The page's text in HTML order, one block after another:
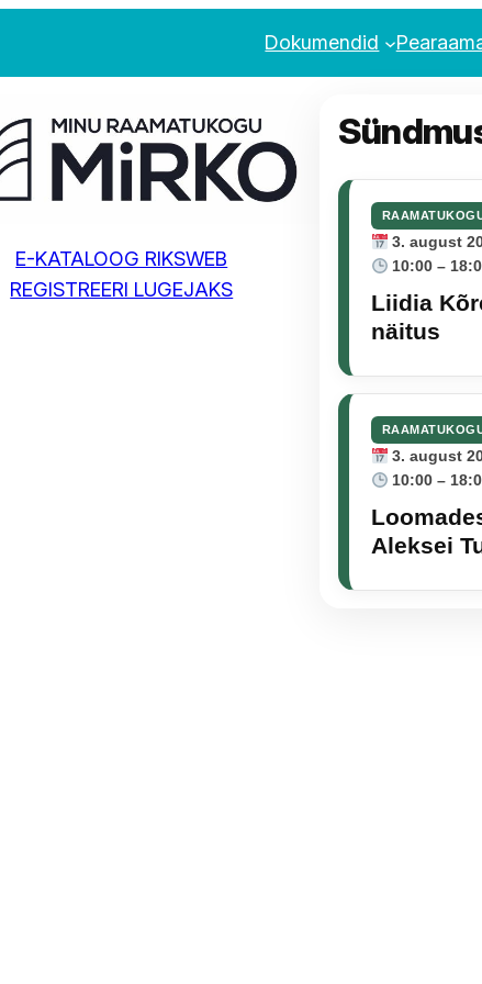
Dokumendid
E-KATALOOG RIKSWEB
REGISTREERI LUGEJAKS
3. august
10:00 –
Liidia
näitus
3. august
10:00 –
Aleksei